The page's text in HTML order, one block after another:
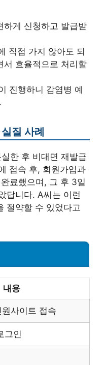
하게 신청하고 발급받
직접 가지 않아도 되
서 효율적으로 처리할
진행하니 감염병 예
질 사례
한 후 비대면 재발급
접속 후, 회원가입과
료했으며, 그 후 3일
답니다. A씨는 이런
절약할 수 있었다고
내용
사이트 접속
그인